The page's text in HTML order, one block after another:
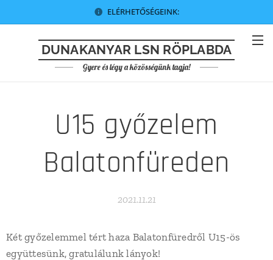
ELÉRHETŐSÉGEINK:
DUNAKANYAR LSN RÖPLABDA
Gyere és légy a közösségünk tagja!
U15 győzelem
Balatonfüreden
2021.11.21
Két győzelemmel tért haza Balatonfüredről U15-ös
együttesünk, gratulálunk lányok!